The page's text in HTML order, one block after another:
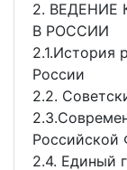
2. ВЕДЕНИЕ
В РОССИИ
2.1.История
России
2.2.
Российской
2.4. Единый